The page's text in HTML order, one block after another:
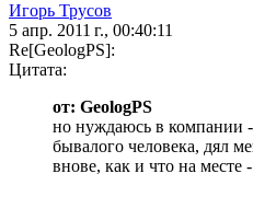
Игорь Трусов
5 апр. 2011 г., 00:40:11
Re[GeologPS]:
Цитата:
от: GeologPS
но нуждаюсь в компании
бывалого человека, дял
внове, как и что на месте